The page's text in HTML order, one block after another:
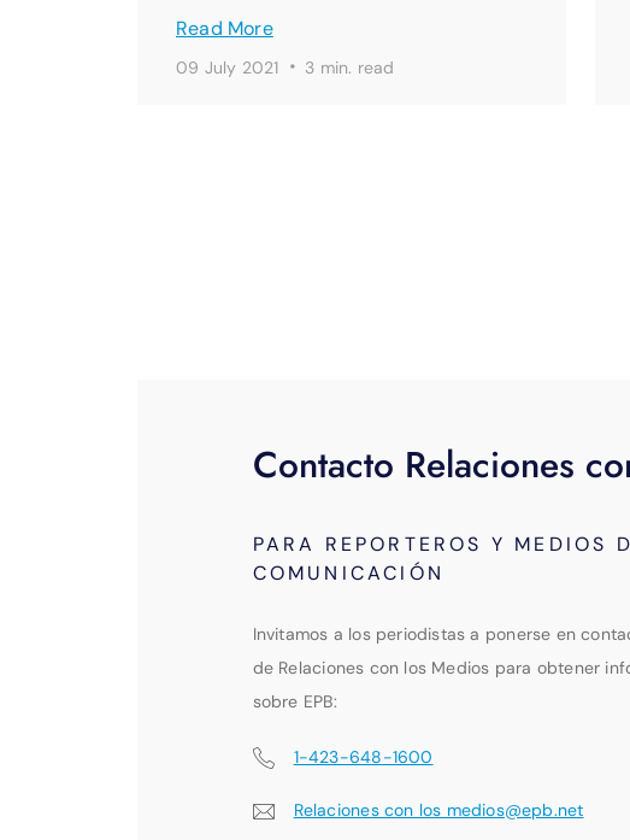
Read More
09 July 2021 · 3 min. read
Contacto Relaciones
PARA REPORTEROS Y MEDIOS
COMUNICACIÓN
Invitamos a los periodistas a ponerse en
de Relaciones con los Medios para obtener
sobre EPB:
1-423-648-1600
Relaciones con los medios@epb.net